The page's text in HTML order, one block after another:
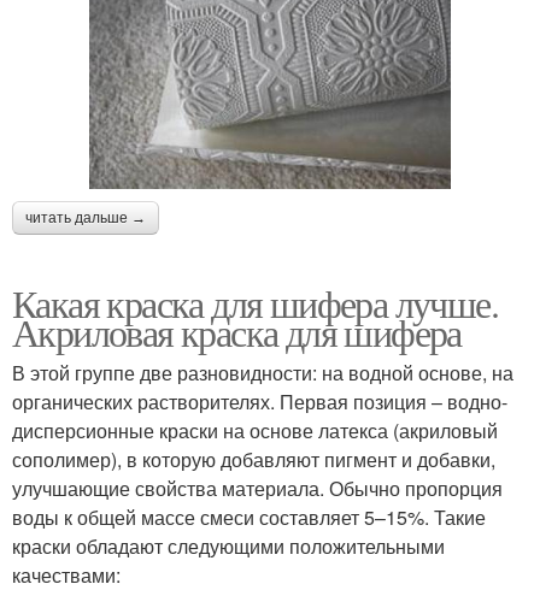
читать дальше →
Какая краска для шифера лучше.
Акриловая краска для шифера
В этой группе две разновидности: на водной основе, на
органических растворителях. Первая позиция – водно-
дисперсионные краски на основе латекса (акриловый
сополимер), в которую добавляют пигмент и добавки,
улучшающие свойства материала. Обычно пропорция
воды к общей массе смеси составляет 5–15%. Такие
краски обладают следующими положительными
качествами: